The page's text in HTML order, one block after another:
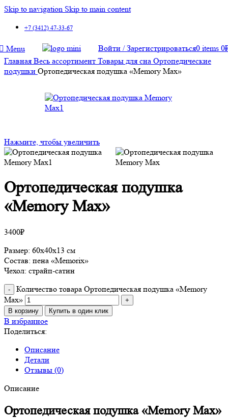
Skip to navigation Skip to main content
+7 (3412) 47-33-67
Menu Войти / Зарегистрироваться0 items 0
Главная Весь ассортимент Товары для сна Ортопедические
подушки Ортопедическая подушка «Memory Max»
Нажмите, чтобы увеличить
Ортопедическая подушка
«Memory Max»
3400₽
Размер: 60х40х13 см
Состав: пена «Memorix»
Чехол: страйп-сатин
Количество товара Ортопедическая подушка «Memory
Max»
В корзину Купить в один клик
В избранное
Поделиться:
Описание
Детали
Отзывы (0)
Описание
Ортопедическая подушка «Memory Max»